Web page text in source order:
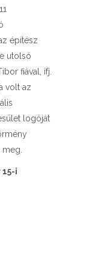
építész
utolsó
fiával, ifj.
volt az
logóját
i